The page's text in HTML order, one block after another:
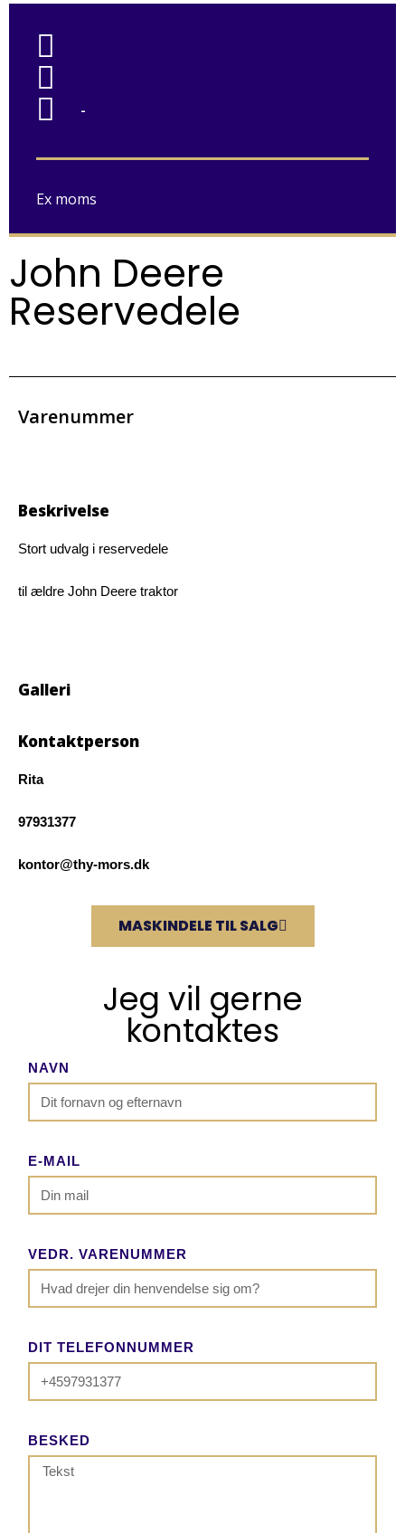
-
Ex moms
John Deere
Reservedele
Varenummer
Beskrivelse
Stort udvalg i reservedele
til ældre John Deere traktor
Galleri
Kontaktperson
Rita
97931377
kontor@thy-mors.dk
MASKINDELE TIL SALG
Jeg vil gerne
kontaktes
NAVN
E-MAIL
VEDR. VARENUMMER
DIT TELEFONNUMMER
BESKED